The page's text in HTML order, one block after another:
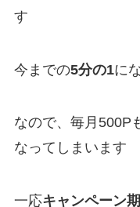
す
今までの5分の1に
なので、毎月500P
なってしまいます
一応キャンペーン